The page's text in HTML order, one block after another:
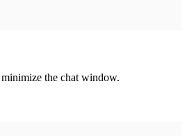
the chat window.